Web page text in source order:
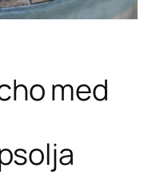
med